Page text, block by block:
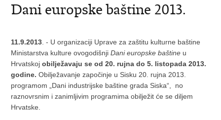
Dani europske baštine 2013.
11.9.2013 . - U organizaciji Uprave za zaštitu kulturne baštine
Ministarstva kulture ovogodišnjiDani europske baštine u
Hrvatskojobilježavaju se od 20. rujna do 5. listopada 2013.
godine.Obilježavanje započinje u Sisku 20. rujna 2013.
programom „Dani industrijske baštine grada Siska“, no
raznovrsnim i zanimljivim programima obilježit će se diljem
Hrvatske.